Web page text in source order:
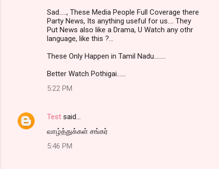
Sad....., These Media People Full Coverage there
Party News, Its anything useful for us.... They
Put News also like a Drama, U Watch any othr
language, like this ?...
These Only Happen in Tamil Nadu........
Better Watch Pothigai......
5:22 PM
Test said…
வாழ்த்துக்கள் சங்கர்
5:46 PM